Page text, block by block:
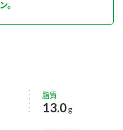
。
脂質
13.0 g